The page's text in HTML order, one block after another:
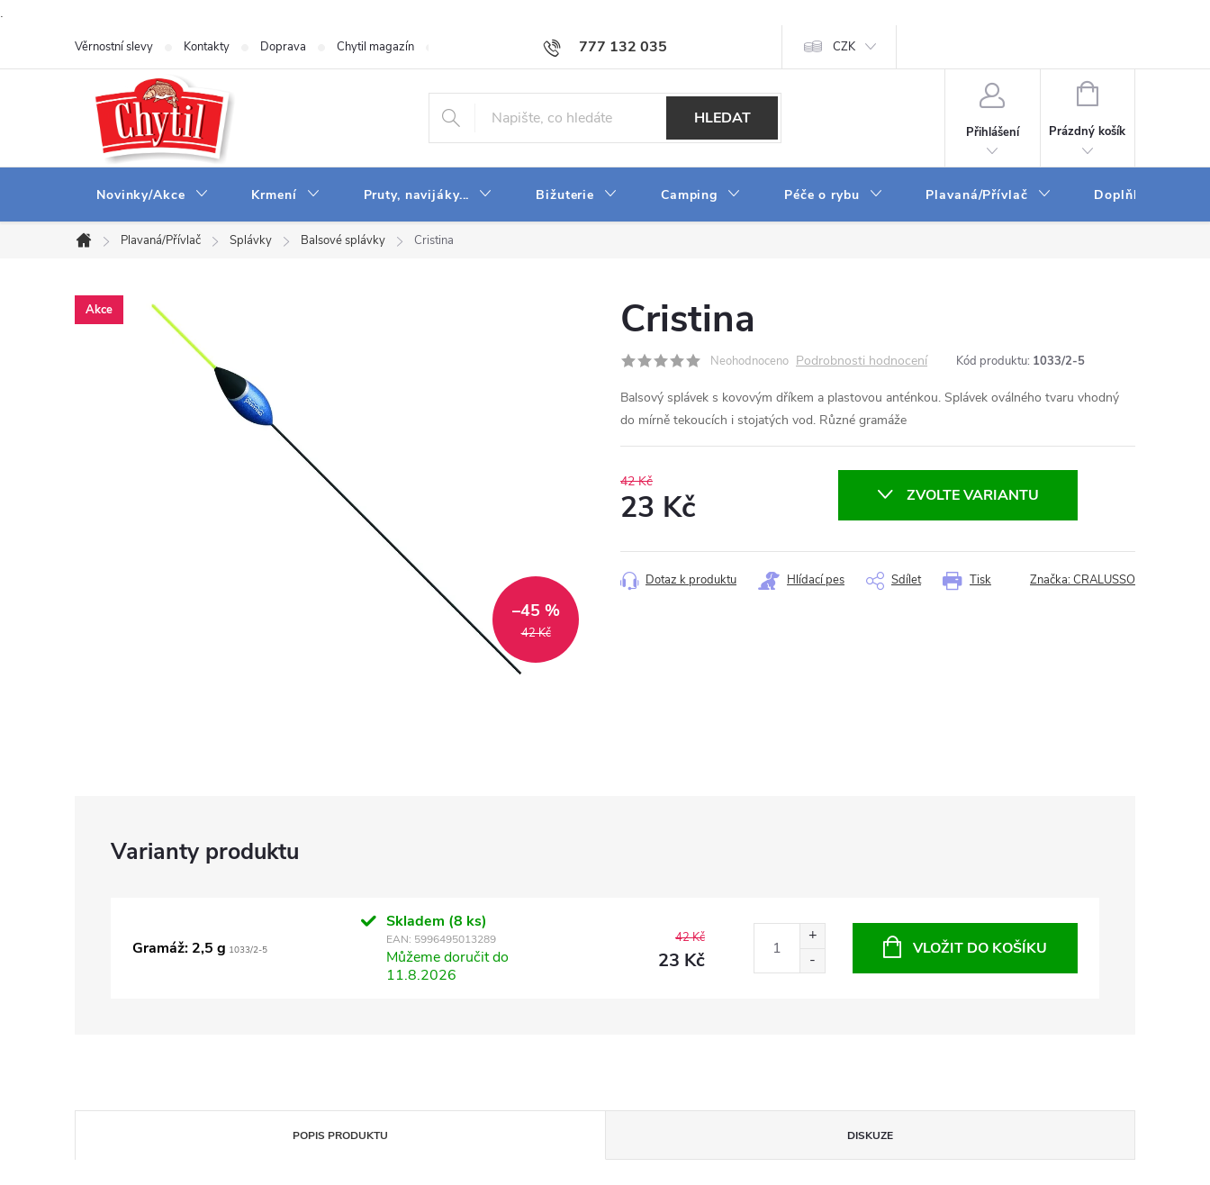
.
777 132 035
Věrnostní slevy Kontakty Doprava Chytil magazín Obchodní podmínky Velkoobchod Napište nám Zpracování osobních údajů
CZK
HLEDAT
Přihlášení
NÁKUPNÍ
Prázdný košík
Novinky/Akce Krmení Pruty, navijáky... Bižuterie Camping Péče o rybu Plavaná/Přívlač Doplňky a
Domů
Plavaná/Přívlač Splávky Balsové splávky Cristina
Akce
42 Kč
–45 %
Cristina
Neohodnoceno Podrobnosti hodnocení Kód produktu: 1033/2-5
Balsový splávek s kovovým dříkem a plastovou anténkou. Splávek oválného tvaru vhodný
do mírně tekoucích i stojatých vod. Různé gramáže
42 Kč
23 Kč
cena:
ZVOLTE VARIANTU
Tisk
Dotaz k produktu Hlídací pes Sdílet Značka:CRALUSSO
Gramáž: 2,5 g 1033/2-5
Skladem (8 ks)
EAN: 5996495013289
Můžeme doručit do
11.8.2026
42 Kč
23 Kč VLOŽIT DO KOŠÍKU
POPIS PRODUKTU DISKUZE